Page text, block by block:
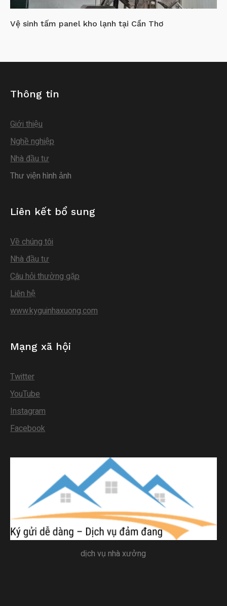
Vệ sinh tấm panel kho lạnh tại Cần Thơ
Thông tin
Giới thiệu
Nghề nghiệp
Nhà đầu tư
Thư viện hình ảnh
Liên kết bổ sung
Về chúng tôi
Nhà đầu tư
Câu hỏi thường gặp
Liên hệ
www.kyguinhaxuong.com
Mạng xã hội
Twitter
YouTube
Instagram
Facebook
dịch vụ nhà xưởng